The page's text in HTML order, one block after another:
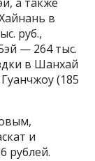
а также
в
руб.,
— 264 тыс.
в Шанхай
(185
и
рублей.